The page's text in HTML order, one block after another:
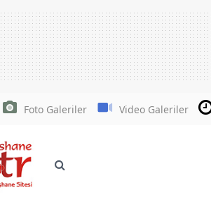
Foto Galeriler Video Galeriler